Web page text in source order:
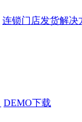
连锁门店发货解决
DEMO下载